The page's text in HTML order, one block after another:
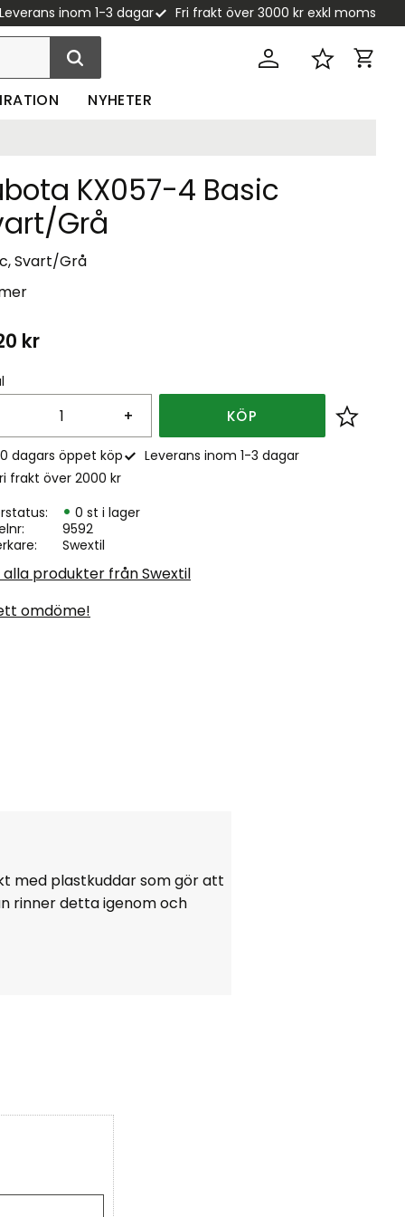
Leverans inom 1-3 dagar Fri frakt över 3000 kr exkl moms
Favoriter
NYHETER
KX057-4 Basic
Grå
Svart/Grå
kr
+ KÖP Lägg
dagars öppet köp
Leverans inom 1-3 dagar
frakt över 2000 kr
0 st i lager
9592
Swextil
alla produkter från Swextil
omdöme!
med plastkuddar som gör att
rinner detta igenom och